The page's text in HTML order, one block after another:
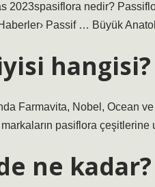
2023spasiflora nedir?
Passif … Büyük
hangisi?
Farmavita, Nobel, Ocean
pasiflora çeşitlerine
ne kadar?